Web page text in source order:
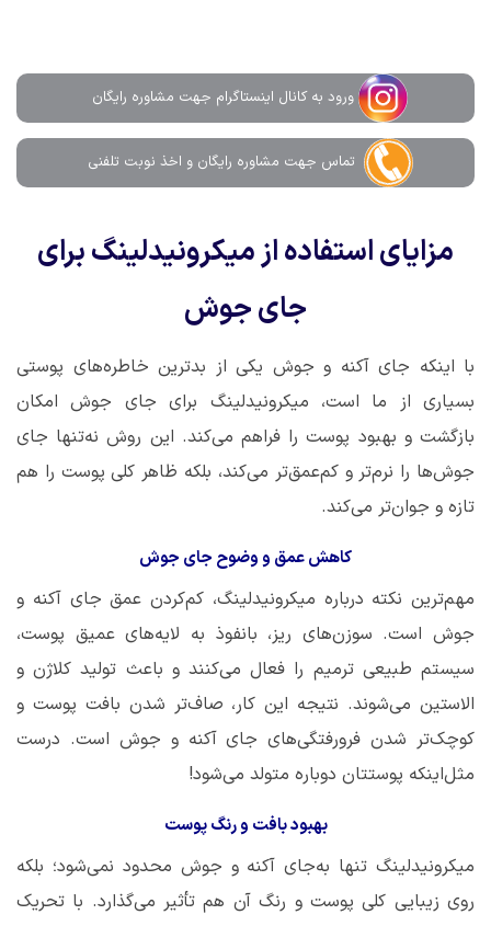
ورود به کانال اینستاگرام جهت مشاوره رایگان
تماس جهت مشاوره رايگان و اخذ نوبت تلفنی
مزایای استفاده از میکرونیدلینگ برای
جای جوش
با اینکه جای آکنه و جوش یکی از بدترین خاطره‌های پوستی
بسیاری از ما است، میکرونیدلینگ برای جای جوش امکان
بازگشت و بهبود پوست را فراهم می‌کند. این روش نه‌تنها جای
جوش‌ها را نرم‌تر و کم‌عمق‌تر می‌کند، بلکه ظاهر کلی پوست را هم
تازه و جوان‌تر می‌کند.
کاهش عمق و وضوح جای جوش
مهم‌ترین نکته درباره میکرونیدلینگ، کم‌کردن عمق جای آکنه و
جوش است. سوزن‌های ریز، بانفوذ به لایه‌های عمیق پوست،
سیستم طبیعی ترمیم را فعال می‌کنند و باعث تولید کلاژن و
الاستین می‌شوند. نتیجه این کار، صاف‌تر شدن بافت پوست و
کوچک‌تر شدن فرورفتگی‌های جای آکنه و جوش است. درست
مثل‌اینکه پوستتان دوباره متولد می‌شود!
بهبود بافت و رنگ پوست
میکرونیدلینگ تنها به‌جای آکنه و جوش محدود نمی‌شود؛ بلکه
روی زیبایی کلی پوست و رنگ آن هم تأثیر می‌گذارد. با تحریک